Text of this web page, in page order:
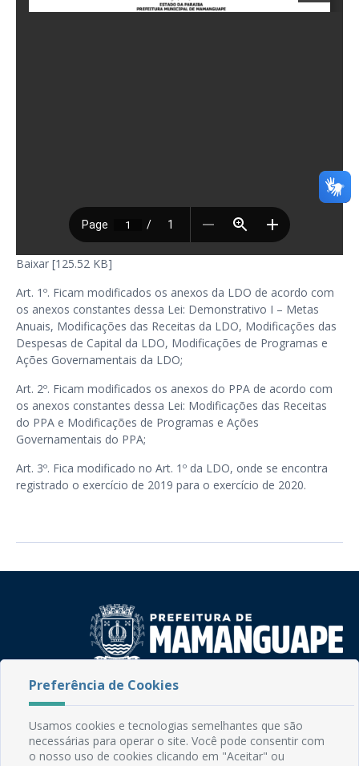
Baixar [125.52 KB]
Art. 1º. Ficam modificados os anexos da LDO de acordo com
os anexos constantes dessa Lei: Demonstrativo I – Metas
Anuais, Modificações das Receitas da LDO, Modificações das
Despesas de Capital da LDO, Modificações de Programas e
Ações Governamentais da LDO;
Art. 2º. Ficam modificados os anexos do PPA de acordo com
os anexos constantes dessa Lei: Modificações das Receitas
do PPA e Modificações de Programas e Ações
Governamentais do PPA;
Art. 3º. Fica modificado no Art. 1º da LDO, onde se encontra
registrado o exercício de 2019 para o exercício de 2020.
Rua do Imperador, 78, Centro
CEP: 58.280-000 - Mamanguape/PB
Fone: (83) 3292-2246
Email: comunicacao@mamanguape.pb.gov.br
Expediente: Segunda à Sexta, das 08h às 13h
Preferência de Cookies
Usamos cookies e tecnologias semelhantes que são
necessárias para operar o site. Você pode consentir com
o nosso uso de cookies clicando em "Aceitar" ou